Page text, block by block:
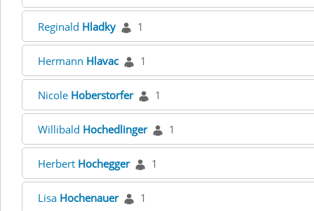
Reginald Hladky 1
Hermann Hlavac 1
Nicole Hoberstorfer 1
Willibald Hochedlinger 1
Herbert Hochegger 1
Lisa Hochenauer 1